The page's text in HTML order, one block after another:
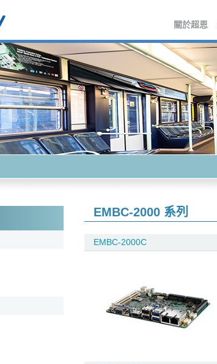
關於超恩
EMBC-2000 系列
EMBC-2000C